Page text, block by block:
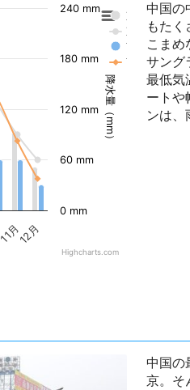
降水量（mm）
東京の降水量
東京の気温
南京の降水量
南京の気温
月12月
0 mm
60 mm
120 mm
180 mm
240 mm
Highcharts.com
中国の
もた
こまめ
サング
最低気
ートや
ンは、
中国の
京。そ